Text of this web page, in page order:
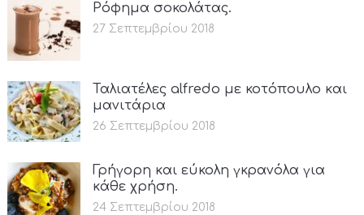
Ρόφημα σοκολάτας.
27 Σεπτεμβρίου 2018
Ταλιατέλες alfredo με κοτόπουλο και
μανιτάρια
26 Σεπτεμβρίου 2018
Γρήγορη και εύκολη γκρανόλα για
κάθε χρήση.
24 Σεπτεμβρίου 2018